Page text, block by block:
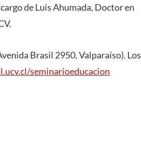
de Luis Ahumada, Doctor en
Brasil 2950, Valparaíso). Los
seminarioeducacion